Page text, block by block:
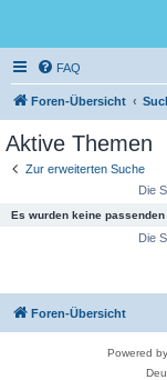
FAQ
Foren-Übersicht
Aktive Themen
Zur erweiterten Suche
Die
Es wurden keine passenden
Die
Foren-Übersicht
Powered by